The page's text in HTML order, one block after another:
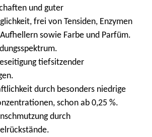
und guter
frei von Tensiden, Enzymen
sowie Farbe und Parfüm.
tiefsitzender
durch besonders niedrige
schon ab 0,25 %.
durch